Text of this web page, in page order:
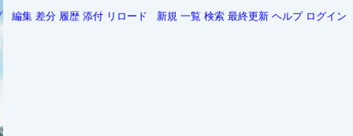
編集 差分 履歴 添付 リロード 新規 一覧 検索 最終更新 ヘルプ ログイン